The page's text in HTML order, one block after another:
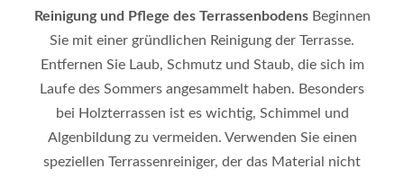
Reinigung und Pflege des TerrassenbodensBeginnen
Sie mit einer gründlichen Reinigung der Terrasse.
Entfernen Sie Laub, Schmutz und Staub, die sich im
Laufe des Sommers angesammelt haben. Besonders
bei Holzterrassen ist es wichtig, Schimmel und
Algenbildung zu vermeiden. Verwenden Sie einen
speziellen Terrassenreiniger, der das Material nicht